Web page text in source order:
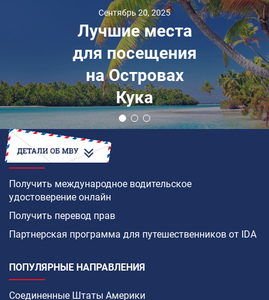
Сентябрь 20, 2025
Лучшие места
для посещения
на Островах
Кука
КАК
Получить международное водительское
удостоверение онлайн
Получить перевод прав
Партнерская программа для путешественников от IDA
ПОПУЛЯРНЫЕ НАПРАВЛЕНИЯ
Соединенные Штаты Америки